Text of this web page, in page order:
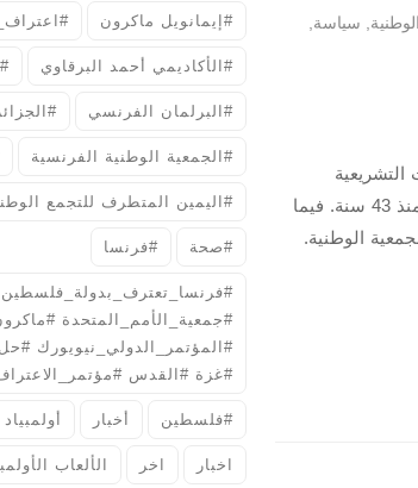
سياسة
التشريعية
المبكرة، هذا الأحد 30 جوان.و بلغت نسبة المشاركة عند منتصف النهار 25.90 ٪ و هي أعلى نسبة مشاركة منذ 43 سنة. فيما
.و من المرتقب تجديد إنتخاب 577 نائبا داخل الجمعية الوطنية.
#إيمانويل ماكرون
#الأكاديمي أحمد البرقاوي
#البرلمان الفرنسي #الجزائر
#الجمعية الوطنية الفرنسية
#اليمين المتطرف للتجمع
#صحة #فرنسا
#فرنسا_تعترف_بدولة_فلسطين
#جمعية_الأمم_المتحدة
#المؤتمر_الدولي_نيويورك
#غزة #القدس
#فلسطين أخبار أولمبياد
اخبار اخر الألعاب